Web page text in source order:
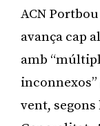
ACN
avança cap
amb
vent,